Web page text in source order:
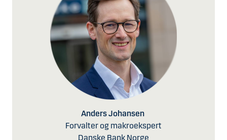
Anders Johansen
Forvalter og makroekspert
Danske Bank Norge